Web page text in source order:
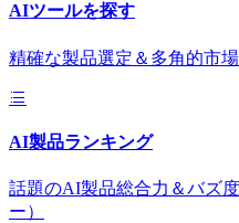
AIツールを探す
精確な製品選定＆多角的市
AI製品ランキング
話題のAI製品総合力＆バズ
ー）